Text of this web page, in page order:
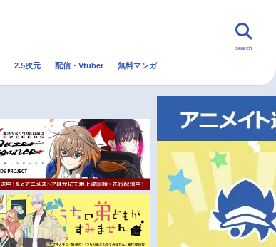
トレンド 無料マンガ
秋アニメ
冬アニメ
search
2.5次元 配信・Vtuber 無料マンガ